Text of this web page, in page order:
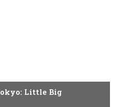
Little Big